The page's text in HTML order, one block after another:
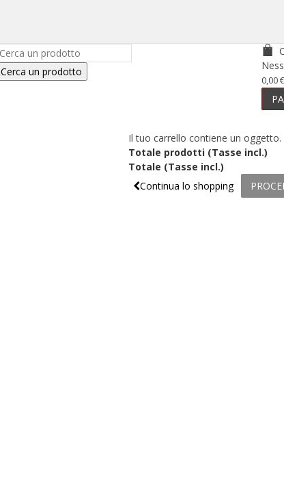
Cerca un prodotto
0,00 €
Il tuo carrello contiene un oggetto.
Totale prodotti (Tasse incl.)
Totale (Tasse incl.)
Continua lo shopping